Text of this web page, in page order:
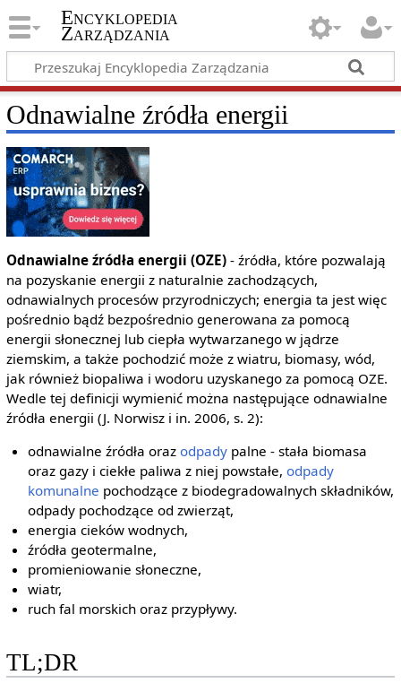
Encyklopedia
Zarządzania
Odnawialne źródła energii
Odnawialne źródła energii (OZE)- źródła, które pozwalają
na pozyskanie energii z naturalnie zachodzących,
odnawialnych procesów przyrodniczych; energia ta jest więc
pośrednio bądź bezpośrednio generowana za pomocą
energii słonecznej lub ciepła wytwarzanego w jądrze
ziemskim, a także pochodzić może z wiatru, biomasy, wód,
jak również biopaliwa i wodoru uzyskanego za pomocą OZE.
Wedle tej definicji wymienić można następujące odnawialne
źródła energii (J. Norwisz i in. 2006, s. 2):
odnawialne źródła orazodpady palne - stała biomasa
oraz gazy i ciekłe paliwa z niej powstałe,odpady
komunalne pochodzące z biodegradowalnych składników,
odpady pochodzące od zwierząt,
energia cieków wodnych,
źródła geotermalne,
promieniowanie słoneczne,
wiatr,
ruch fal morskich oraz przypływy.
TL;DR